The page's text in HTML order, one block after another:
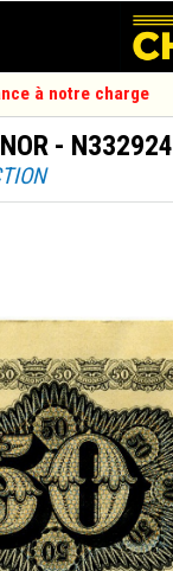
à notre charge
- N332924